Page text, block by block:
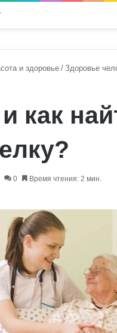
и здоровье / Здоровье
как
0 Время чтения: 2 мин.